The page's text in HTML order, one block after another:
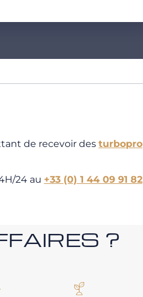
de recevoir des
24 au +33 (0) 1 44 09 91 82
?